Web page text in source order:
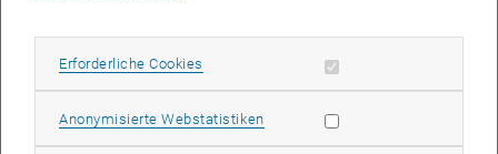
gerade innerhalb des Forschungsbereichs benötigt werden.
Clemens Beyer
Erforderliche Cookies Erforderliche Cookies zulassen
Anonymisierte WebstatistikenStatistik Cookies zulassen